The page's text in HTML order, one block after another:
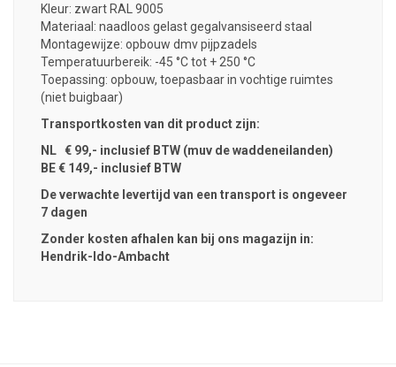
Kleur: zwart RAL 9005
Materiaal: naadloos gelast gegalvansiseerd staal
Montagewijze: opbouw dmv pijpzadels
Temperatuurbereik: -45 °C tot + 250 °C
Toepassing: opbouw, toepasbaar in vochtige ruimtes
(niet buigbaar)
Transportkosten van dit product zijn:
NL € 99,- inclusief BTW (muv de waddeneilanden)
BE € 149,- inclusief BTW
De verwachte levertijd van een transport is ongeveer
7 dagen
Zonder kosten afhalen kan bij ons magazijn in:
Hendrik-Ido-Ambacht